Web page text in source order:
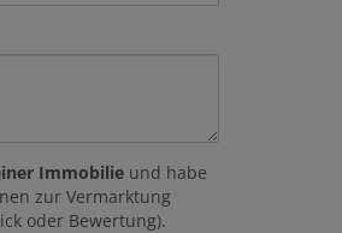
Immobilie und habe
zur Vermarktung
oder Bewertung).